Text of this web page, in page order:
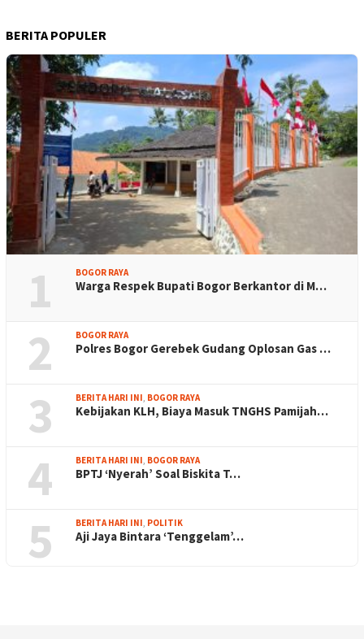
BERITA POPULER
1 BOGOR RAYA
Warga Respek Bupati Bogor Berkantor di M…
2 BOGOR RAYA
Polres Bogor Gerebek Gudang Oplosan Gas …
3 BERITA HARI INI, BOGOR RAYA
Kebijakan KLH, Biaya Masuk TNGHS Pamijah…
4 BERITA HARI INI, BOGOR RAYA
BPTJ ‘Nyerah’ Soal Biskita T…
5 BERITA HARI INI, POLITIK
Aji Jaya Bintara ‘Tenggelam’…